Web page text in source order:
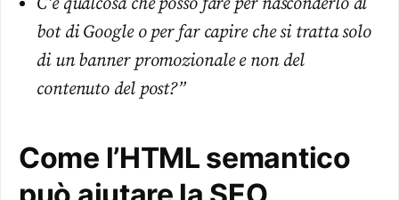
bot di Google o per far capire che si tratta solo
di un banner promozionale e non del
contenuto del post?”
Come l’HTML semantico